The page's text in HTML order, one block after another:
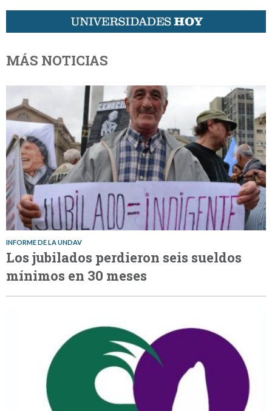
MÁS NOTICIAS
INFORME DE LA UNDAV
Los jubilados perdieron seis sueldos
mínimos en 30 meses